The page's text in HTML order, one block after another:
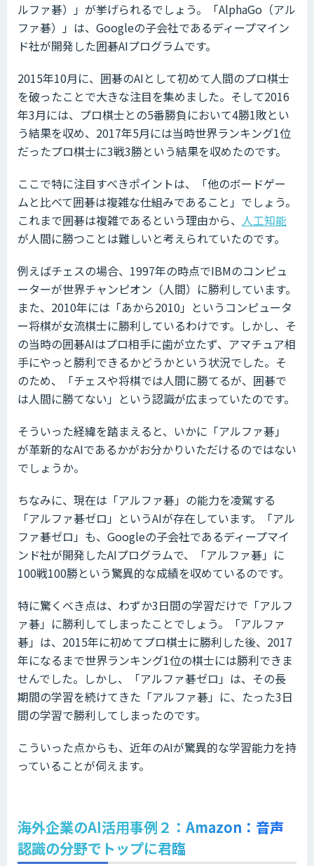
ルファ碁）」が挙げられるでしょう。「AlphaGo（アル
ファ碁）」は、Googleの子会社であるディープマイン
ド社が開発した囲碁AIプログラムです。
2015年10月に、囲碁のAIとして初めて人間のプロ棋士
を破ったことで大きな注目を集めました。そして2016
年3月には、プロ棋士との5番勝負において4勝1敗とい
う結果を収め、2017年5月には当時世界ランキング1位
だったプロ棋士に3戦3勝という結果を収めたのです。
ここで特に注目すべきポイントは、「他のボードゲー
ムと比べて囲碁は複雑な仕組みであること」でしょう。
これまで囲碁は複雑であるという理由から、 人工知能
が人間に勝つことは難しいと考えられていたのです。
例えばチェスの場合、1997年の時点でIBMのコンピュ
ーターが世界チャンピオン（人間）に勝利しています。
また、2010年には「あから2010」というコンピュータ
ー将棋が女流棋士に勝利しているわけです。しかし、そ
の当時の囲碁AIはプロ相手に歯が立たず、アマチュア相
手にやっと勝利できるかどうかという状況でした。そ
のため、「チェスや将棋では人間に勝てるが、囲碁で
は人間に勝てない」という認識が広まっていたのです。
そういった経緯を踏まえると、いかに「アルファ碁」
が革新的なAIであるかがお分かりいただけるのではない
でしょうか。
ちなみに、現在は「アルファ碁」の能力を凌駕する
「アルファ碁ゼロ」というAIが存在しています。「アル
ファ碁ゼロ」も、Googleの子会社であるディープマイ
ンド社が開発したAIプログラムで、「アルファ碁」に
100戦100勝という驚異的な成績を収めているのです。
特に驚くべき点は、わずか3日間の学習だけで「アルフ
ァ碁」に勝利してしまったことでしょう。「アルファ
碁」は、2015年に初めてプロ棋士に勝利した後、2017
年になるまで世界ランキング1位の棋士には勝利できま
せんでした。しかし、「アルファ碁ゼロ」は、その長
期間の学習を続けてきた「アルファ碁」に、たった3日
間の学習で勝利してしまったのです。
こういった点からも、近年のAIが驚異的な学習能力を持
っていることが伺えます。
海外企業のAI活用事例２：Amazon：音声
認識の分野でトップに君臨